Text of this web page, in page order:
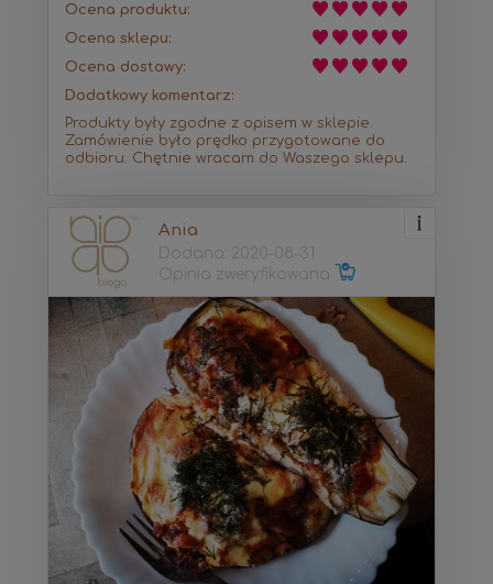
Ocena produktu:
Ocena sklepu:
Ocena dostawy:
Dodatkowy komentarz:
Produkty były zgodne z opisem w sklepie.
Zamówienie było prędko przygotowane do
odbioru. Chętnie wracam do Waszego sklepu.
Ania
Dodano: 2020-08-31
Opinia zweryfikowana